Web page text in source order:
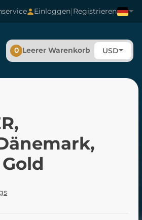
Einloggen|Registrieren
0 Leerer Warenkorb USD